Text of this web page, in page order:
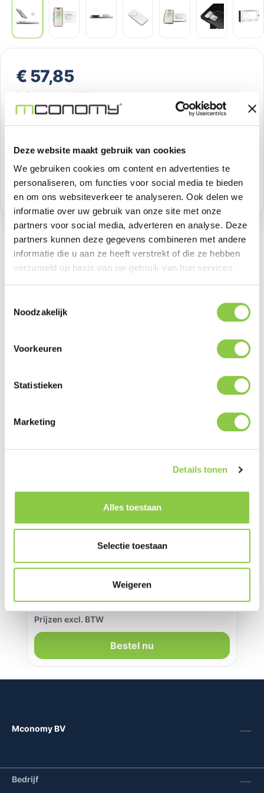
Deze website maakt gebruik van cookies
We gebruiken cookies om content en advertenties te
personaliseren, om functies voor social media te bieden
en om ons websiteverkeer te analyseren. Ook delen we
informatie over uw gebruik van onze site met onze
partners voor social media, adverteren en analyse. Deze
partners kunnen deze gegevens combineren met andere
informatie die u aan ze heeft verstrekt of die ze hebben
verzameld op basis van uw gebruik van hun services.
Noodzakelijk
Voorkeuren
Statistieken
Marketing
Details tonen
Alles toestaan
Selectie toestaan
Weigeren
Normale prijs:
€ 57,85
Prijzen excl. BTW
Producthoeveelheid: Voer de
Productnummer:FV25789295
Voorraad: 9
Beschrijving
MagSafe oplaadpuck kun je je vingers om je
apparaat wikkelen om het gemakkelijk op t…
Meer
Favolt Site:2 Space Grey
Normale prijs:
€ 57,85
Prijzen excl. BTW
Bestel nu
Mconomy BV
Bedrijf